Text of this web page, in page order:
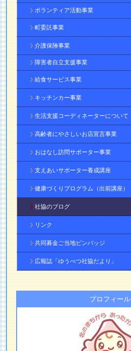
ボランティア活動事業
町委託事業
介護保険事業
障害者自立支援事業
給食サービス事業
キッチンカー事業
生活支援コーディネーターについて
高齢者にやさしいお店宣言事業
おはなし訪問サポーター事業
支えあいサポーター養成講座
健康づくりプログラム（出前講座）
社協のブログ
リンク
共同募金ご当地ピンバッジ
広報誌「ゆうべつ社協だより」
プロフィール